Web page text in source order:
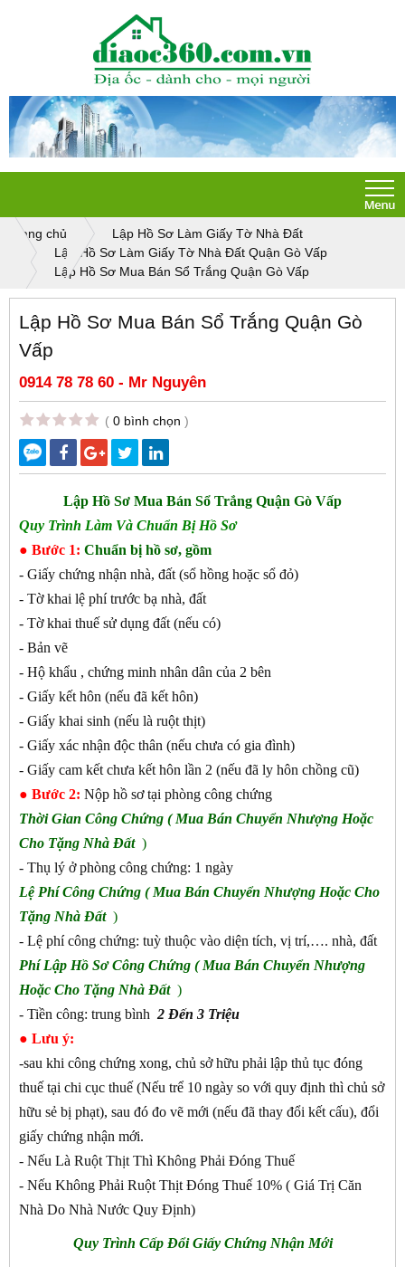
Trang chủ
Lập Hồ Sơ Làm Giấy Tờ Nhà Đất
Lập Hồ Sơ Làm Giấy Tờ Nhà Đất Quận Gò Vấp
Lập Hồ Sơ Mua Bán Sổ Trắng Quận Gò Vấp
Lập Hồ Sơ Mua Bán Sổ Trắng Quận Gò
Vấp
0914 78 78 60 - Mr Nguyên
( 0 bình chọn )
Lập Hồ Sơ Mua Bán Sổ Trắng Quận Gò Vấp
Quy Trình Làm Và Chuẩn Bị Hồ Sơ
● Bước 1: Chuẩn bị hồ sơ, gồm
- Giấy chứng nhận nhà, đất (sổ hồng hoặc sổ đỏ)
- Tờ khai lệ phí trước bạ nhà, đất
- Tờ khai thuế sử dụng đất (nếu có)
- Bản vẽ
- Hộ khẩu , chứng minh nhân dân của 2 bên
- Giấy kết hôn (nếu đã kết hôn)
- Giấy khai sinh (nếu là ruột thịt)
- Giấy xác nhận độc thân (nếu chưa có gia đình)
- Giấy cam kết chưa kết hôn lần 2 (nếu đã ly hôn chồng cũ)
● Bước 2: Nộp hồ sơ tại phòng công chứng
Thời Gian Công Chứng ( Mua Bán Chuyển Nhượng Hoặc
Cho Tặng Nhà Đất )
- Thụ lý ở phòng công chứng: 1 ngày
Lệ PhíCông Chứng ( Mua Bán Chuyển Nhượng Hoặc Cho
Tặng Nhà Đất )
- Lệ phí công chứng: tuỳ thuộc vào diện tích, vị trí,…. nhà, đất
Phí Lập Hồ SơCông Chứng ( Mua Bán Chuyển Nhượng
Hoặc Cho Tặng Nhà Đất )
- Tiền công: trung bình 2 Đến 3 Triệu
● Lưu ý:
-sau khi công chứng xong, chủ sở hữu phải lập thủ tục đóng
thuế tại chi cục thuế (Nếu trể 10 ngày so với quy định thì chủ sở
hữu sẻ bị phạt), sau đó đo vẽ mới (nếu đã thay đổi kết cấu), đổi
giấy chứng nhận mới.
- Nếu Là Ruột Thịt Thì Không Phải Đóng Thuế
- Nếu Không Phải Ruột Thịt Đóng Thuế 10% ( Giá Trị Căn
Nhà Do Nhà Nước Quy Định)
Quy Trình Cấp Đổi Giấy Chứng Nhận Mới